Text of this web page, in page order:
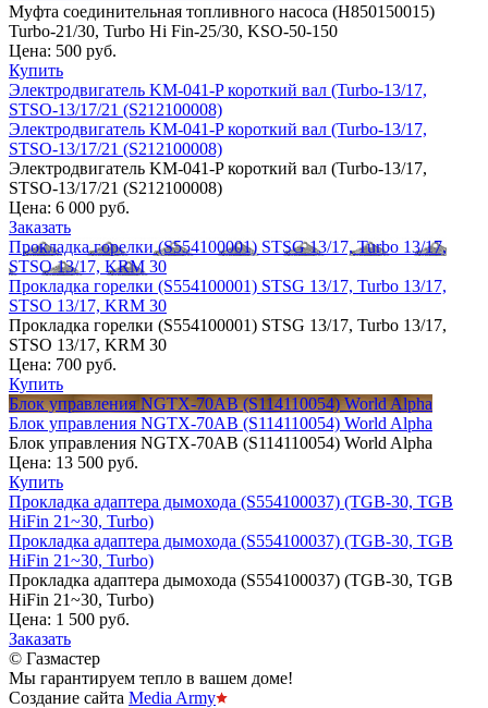
Муфта соединительная топливного насоса (H850150015)
Turbo-21/30, Turbo Hi Fin-25/30, KSO-50-150
Цена: 500 руб.
Купить
Электродвигатель KM-041-P короткий вал (Turbo-13/17,
STSO-13/17/21 (S212100008)
Электродвигатель KM-041-P короткий вал (Turbo-13/17,
STSO-13/17/21 (S212100008)
Электродвигатель KM-041-P короткий вал (Turbo-13/17,
STSO-13/17/21 (S212100008)
Цена: 6 000 руб.
Заказать
Прокладка горелки (S554100001) STSG 13/17, Turbo 13/17,
STSO 13/17, KRM 30
Прокладка горелки (S554100001) STSG 13/17, Turbo 13/17,
STSO 13/17, KRM 30
Прокладка горелки (S554100001) STSG 13/17, Turbo 13/17,
STSO 13/17, KRM 30
Цена: 700 руб.
Купить
Блок управления NGTX-70AB (S114110054) World Alpha
Блок управления NGTX-70AB (S114110054) World Alpha
Блок управления NGTX-70AB (S114110054) World Alpha
Цена: 13 500 руб.
Купить
Прокладка адаптера дымохода (S554100037) (TGB-30, TGB
HiFin 21~30, Turbo)
Прокладка адаптера дымохода (S554100037) (TGB-30, TGB
HiFin 21~30, Turbo)
Прокладка адаптера дымохода (S554100037) (TGB-30, TGB
HiFin 21~30, Turbo)
Цена: 1 500 руб.
Заказать
© Газмастер
Мы гарантируем тепло в вашем доме!
Создание сайта Media Army